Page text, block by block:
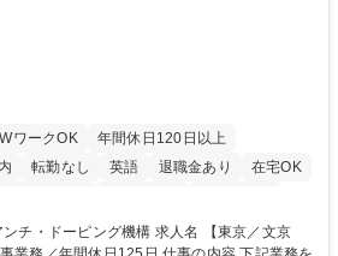
ワークOK
年間休日120日以上
転勤なし 英語 退職金あり
在宅OK
ング機構 求人名 【東京／文京